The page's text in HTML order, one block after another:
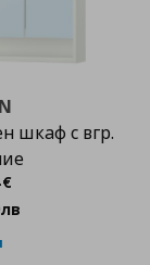
шкаф с вгр.
€260,24 €
лв